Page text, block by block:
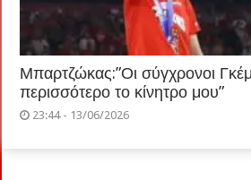
Μπαρτζώκας:”Οι σύγχρονοι
περισσότερο το κίνητρο μου”
23:44 - 13/06/2026